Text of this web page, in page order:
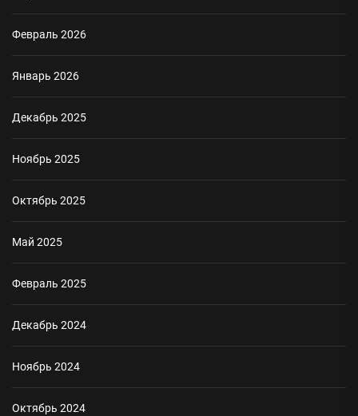
Февраль 2026
Январь 2026
Декабрь 2025
Ноябрь 2025
Октябрь 2025
Май 2025
Февраль 2025
Декабрь 2024
Ноябрь 2024
Октябрь 2024